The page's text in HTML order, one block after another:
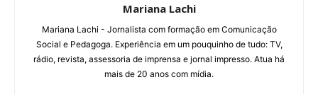
Mariana Lachi
Mariana Lachi - Jornalista com formação em Comunicação
Social e Pedagoga. Experiência em um pouquinho de tudo: TV,
rádio, revista, assessoria de imprensa e jornal impresso. Atua há
mais de 20 anos com mídia.